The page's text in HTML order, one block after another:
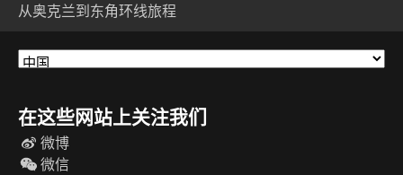
从奥克兰到东角环线旅程
在这些网站上关注我们
微博
微信